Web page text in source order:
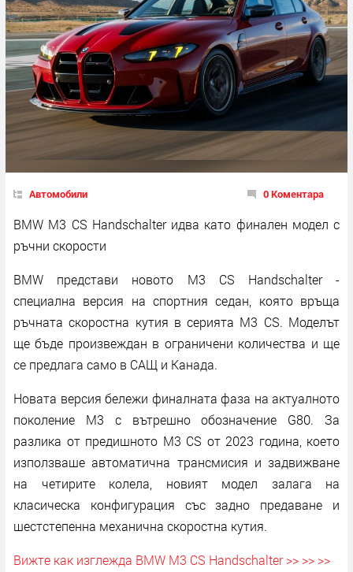
Автомобили 0 Коментара
BMW M3 CS Handschalter идва като финален модел с
ръчни скорости
BMW представи новото M3 CS Handschalter -
специална версия на спортния седан, която връща
ръчната скоростна кутия в серията M3 CS. Моделът
ще бъде произвеждан в ограничени количества и ще
се предлага само в САЩ и Канада.
Новата версия бележи финалната фаза на актуалното
поколение M3 с вътрешно обозначение G80. За
разлика от предишното M3 CS от 2023 година, което
използваше автоматична трансмисия и задвижване
на четирите колела, новият модел залага на
класическа конфигурация със задно предаване и
шестстепенна механична скоростна кутия.
Вижте как изглежда BMW M3 CS Handschalter >> >> >>